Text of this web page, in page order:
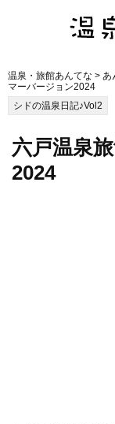
温泉・旅館あんてな > あ
マーバージョン2024
シドの温泉日記♪Vol2
六戸温泉
2024